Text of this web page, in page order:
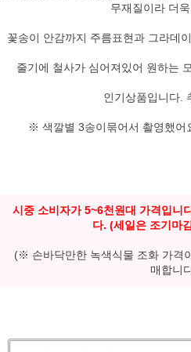
무재질이라 더욱
꽃송이 안감까지 주름표현과 그라데
줄기에 철사가 심어져있어 원하는
인기상품입니다.
※ 색깔별 3송이묶어서 촬영했어
시중 소비자가 5~6천원대 가격입니
다. (세일은 조기마
(※ 손바닥만한 녹색식물 조화 가격
매합니